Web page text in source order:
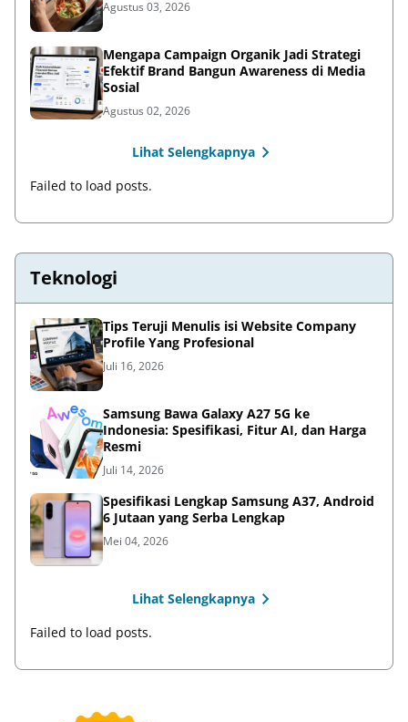
Agustus 03, 2026
Mengapa Campaign Organik Jadi Strategi
Efektif Brand Bangun Awareness di Media
Sosial
Agustus 02, 2026
Lihat Selengkapnya
Failed to load posts.
Teknologi
Tips Teruji Menulis isi Website Company
Profile Yang Profesional
Juli 16, 2026
Samsung Bawa Galaxy A27 5G ke
Indonesia: Spesifikasi, Fitur AI, dan Harga
Resmi
Juli 14, 2026
Spesifikasi Lengkap Samsung A37, Android
6 Jutaan yang Serba Lengkap
Mei 04, 2026
Lihat Selengkapnya
Failed to load posts.